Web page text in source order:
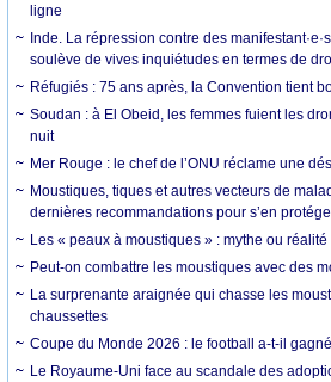
ligne
Inde. La répression contre des
soulève de vives inquiétudes en termes de
Réfugiés : 75 ans après, la Convention tient
Soudan : à El Obeid, les femmes fuient les
nuit
Mer Rouge : le chef de l’ONU réclame une
Moustiques, tiques et autres vecteurs de
dernières recommandations pour s’en
Les « peaux à moustiques » : mythe ou réalité
Peut-on combattre les moustiques avec des
La surprenante araignée qui chasse les
chaussettes
Coupe du Monde 2026 : le football a-t-il
Le Royaume-Uni face au scandale des